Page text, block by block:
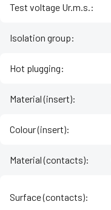
Test voltage Ur.m.s.:
Isolation group:
Hot plugging:
Material (insert):
Colour (insert):
Material (contacts):
Surface (contacts):